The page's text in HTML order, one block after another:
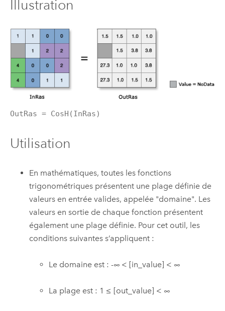
Illustration
OutRas = CosH(InRas)
Utilisation
En mathématiques, toutes les fonctions
trigonométriques présentent une plage définie de
valeurs en entrée valides, appelée "domaine". Les
valeurs en sortie de chaque fonction présentent
également une plage définie. Pour cet outil, les
conditions suivantes s’appliquent :
Le domaine est : -∞ < [in_value] < ∞
La plage est : 1 ≤ [out_value] < ∞